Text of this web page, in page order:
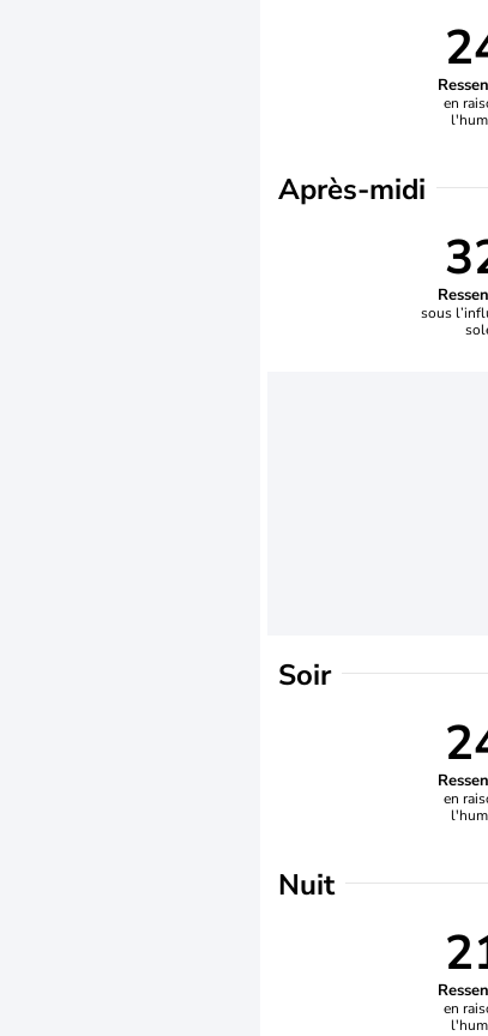
en
Après-midi
sous
Soir
en
Nuit
en